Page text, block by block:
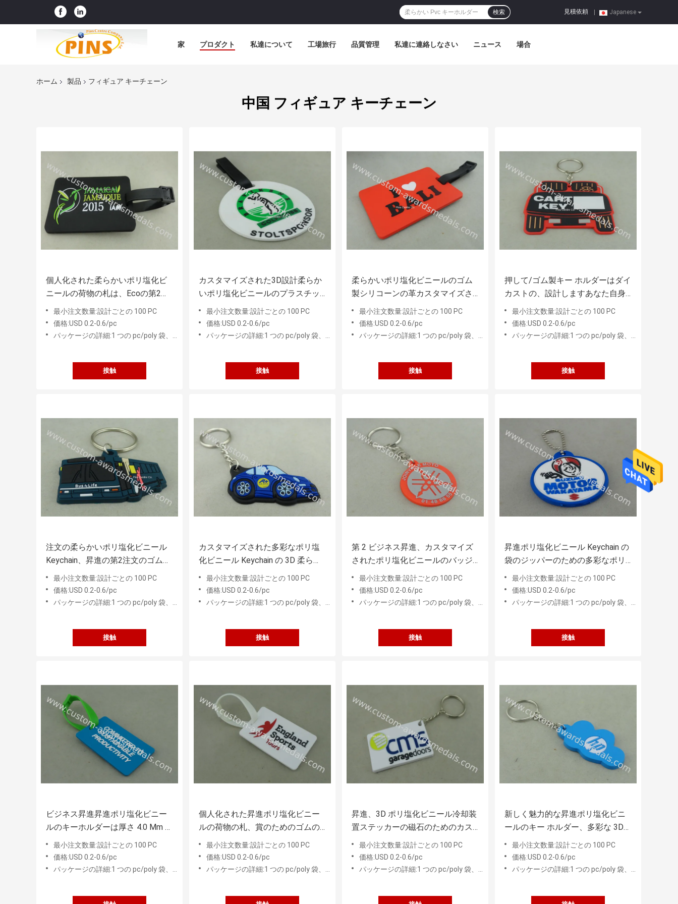
Japanese
見積依頼
検索
家 プロダクト 私達について 工場旅行 品質管理 私達に連絡しなさい ニュース 場合
ホーム 製品 フィギュア キーチェーン
中国 フィギュア キーチェーン
個人化された柔らかいポリ塩化ビ
ニールの荷物の札は、Ecoの第2友
好的なゴム荷物の札を個人化しま
した
最小注文数量:設計ごとの 100 PC
価格:USD 0.2-0.6/pc
パッケージの詳細:1 つの pc/poly 袋、50 PC の中間袋
接触
カスタマイズされた3D設計柔らか
いポリ塩化ビニールのプラスチッ
ク荷物の札は/袋の札を個人化しま
した
最小注文数量:設計ごとの 100 PC
価格:USD 0.2-0.6/pc
パッケージの詳細:1 つの pc/poly 袋、50 PC の中間袋
接触
柔らかいポリ塩化ビニールのゴム
製シリコーンの革カスタマイズさ
れる注文の荷物の札
最小注文数量:設計ごとの 100 PC
価格:USD 0.2-0.6/pc
パッケージの詳細:1 つの pc/poly 袋、50 PC の中間袋
接触
押して/ゴム製キー ホルダーはダイ
カストの、設計しますあなた自身
の習慣によって形づけられる
Keychainsを
最小注文数量:設計ごとの 100 PC
価格:USD 0.2-0.6/pc
パッケージの詳細:1 つの pc/poly 袋、50 PC の中間袋
接触
注文の柔らかいポリ塩化ビニール
Keychain、昇進の第2注文のゴム製
Keychains
最小注文数量:設計ごとの 100 PC
価格:USD 0.2-0.6/pc
パッケージの詳細:1 つの pc/poly 袋、50 PC の中間袋
接触
カスタマイズされた多彩なポリ塩
化ビニール Keychain の 3D 柔らか
いポリ塩化ビニールの昇進の主札
最小注文数量:設計ごとの 100 PC
価格:USD 0.2-0.6/pc
パッケージの詳細:1 つの pc/poly 袋、50 PC の中間袋
接触
第 2 ビジネス昇進、カスタマイズ
されたポリ塩化ビニールのバッジ
のためのポリ塩化ビニールの注入
Keychain。
最小注文数量:設計ごとの 100 PC
価格:USD 0.2-0.6/pc
パッケージの詳細:1 つの pc/poly 袋、50 PC の中間袋
接触
昇進ポリ塩化ビニール Keychain の
袋のジッパーのための多彩なポリ
塩化ビニールのバッジ
最小注文数量:設計ごとの 100 PC
価格:USD 0.2-0.6/pc
パッケージの詳細:1 つの pc/poly 袋、50 PC の中間袋
接触
ビジネス昇進昇進ポリ塩化ビニー
ルのキーホルダーは厚さ 4.0 Mm の
ゴム加工しました
最小注文数量:設計ごとの 100 PC
価格:USD 0.2-0.6/pc
パッケージの詳細:1 つの pc/poly 袋、50 PC の中間袋
個人化された昇進ポリ塩化ビニー
ルの荷物の札、賞のためのゴムの
キー ホルダー
最小注文数量:設計ごとの 100 PC
価格:USD 0.2-0.6/pc
パッケージの詳細:1 つの pc/poly 袋、50 PC の中間袋
昇進、3D ポリ塩化ビニール冷却装
置ステッカーの磁石のためのカス
タマイズされたポリ塩化ビニール
Keychain
最小注文数量:設計ごとの 100 PC
価格:USD 0.2-0.6/pc
パッケージの詳細:1 つの pc/poly 袋、50 PC の中間袋
新しく魅力的な昇進ポリ塩化ビニ
ールのキー ホルダー、多彩な 3D
はキーホルダーを与えます
最小注文数量:設計ごとの 100 PC
価格:USD 0.2-0.6/pc
パッケージの詳細:1 つの pc/poly 袋、50 PC の中間袋